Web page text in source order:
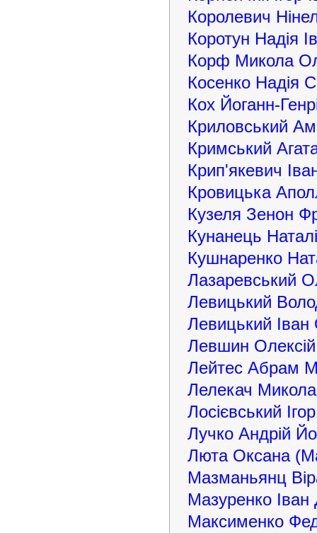
Королевич
Коротун Надія
Корф Микола
Косенко Надія
Кох Йоганн-
Криловський
Кримський
Крип'якевич
Кровицька
Кузеля Зенон
Кунанець
Кушнаренко
Лазаревський
Левицький
Левицький
Левшин Олексій
Лейтес Абрам
Лелекач
Лосієвський
Лучко Андрій
Люта Оксана
Мазманьянц
Мазуренко
Максименко